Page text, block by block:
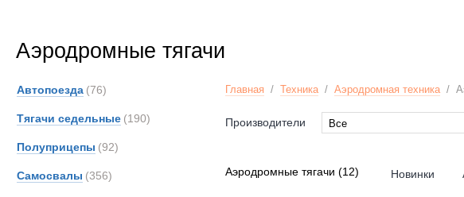
Аэродромные тягачи
Автопоезда (76)
Тягачи седельные (190)
Полуприцепы (92)
Самосвалы (356)
Главная / Техника/ Аэродромная техника/
Производители
Все
Douglas
Аэродромные тягачи (12) Новинки